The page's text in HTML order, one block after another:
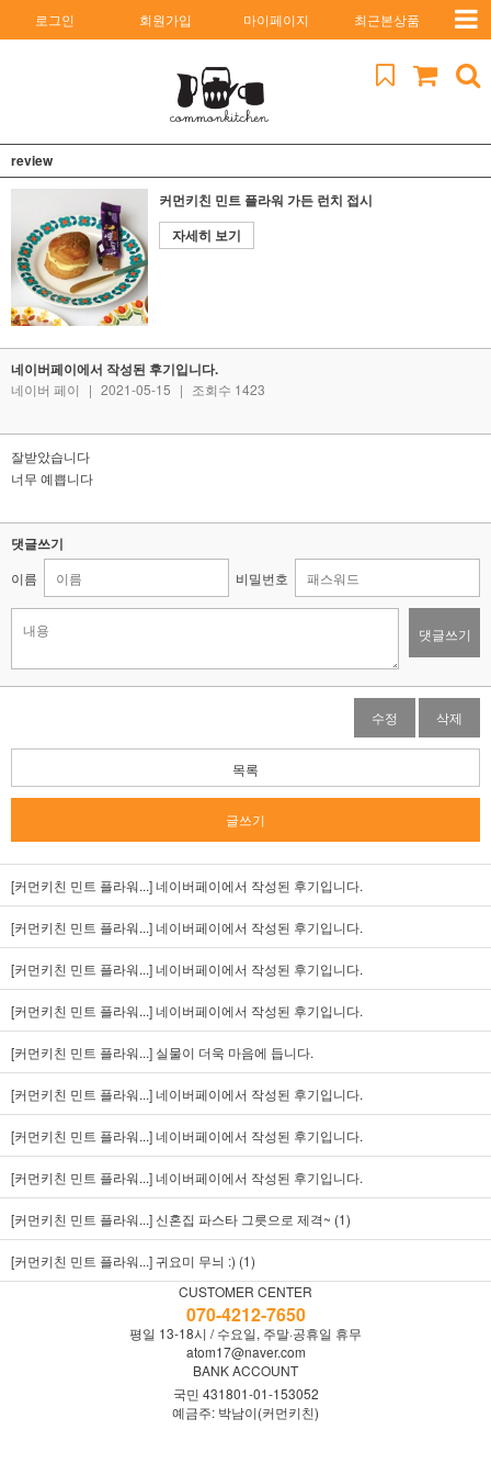
로그인 회원가입 마이페이지 최근본상품
review
커먼키친 민트 플라워 가든 런치 접시
자세히 보기
네이버페이에서 작성된 후기입니다.
네이버 페이 | 2021-05-15 | 조회수 1423
잘받았습니다
너무 예쁩니다
댓글쓰기
이름 비밀번호
댓글쓰기
수정 삭제
목록
글쓰기
[커먼키친 민트 플라워...]네이버페이에서 작성된 후기입니다.
[커먼키친 민트 플라워...]네이버페이에서 작성된 후기입니다.
[커먼키친 민트 플라워...]네이버페이에서 작성된 후기입니다.
[커먼키친 민트 플라워...]네이버페이에서 작성된 후기입니다.
[커먼키친 민트 플라워...] 실물이 더욱 마음에 듭니다.
[커먼키친 민트 플라워...]네이버페이에서 작성된 후기입니다.
[커먼키친 민트 플라워...]네이버페이에서 작성된 후기입니다.
[커먼키친 민트 플라워...]네이버페이에서 작성된 후기입니다.
[커먼키친 민트 플라워...] 신혼집 파스타 그릇으로 제격~ (1)
[커먼키친 민트 플라워...]귀요미 무늬 :) (1)
CUSTOMER CENTER
070-4212-7650
평일 13-18시 / 수요일, 주말·공휴일 휴무
atom17@naver.com
BANK ACCOUNT
국민 431801-01-153052
예금주: 박남이(커먼키친)